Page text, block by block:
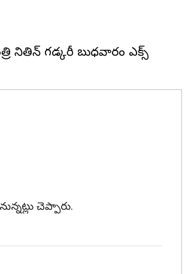
నితిన్ గడ్కరీ బుధవారం ఎక్స్
చెప్పారు.